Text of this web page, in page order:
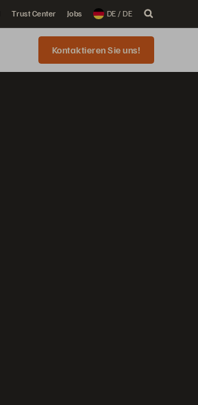
Trust Center Jobs DE / DE
Kontaktieren Sie uns!